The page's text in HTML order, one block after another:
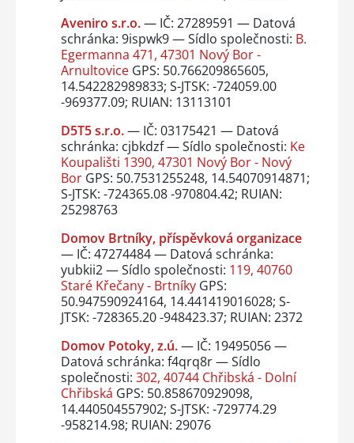
Aveniro s.r.o.— IČ: 27289591 — Datová
schránka: 9ispwk9 — Sídlo společnosti: B.
Egermanna 471, 47301 Nový Bor -
ArnultoviceGPS: 50.766209865605,
14.542282989833; S-JTSK: -724059.00
-969377.09; RUIAN: 13113101
D5T5 s.r.o.— IČ: 03175421 — Datová
schránka: cjbkdzf — Sídlo společnosti: Ke
Koupališti 1390, 47301 Nový Bor - Nový
BorGPS: 50.7531255248, 14.54070914871;
S-JTSK: -724365.08 -970804.42; RUIAN:
25298763
Domov Brtníky, příspěvková organizace
— IČ: 47274484 — Datová schránka:
yubkii2 — Sídlo společnosti: 119, 40760
Staré Křečany - BrtníkyGPS:
50.947590924164, 14.441419016028; S-
JTSK: -728365.20 -948423.37; RUIAN: 2372
Domov Potoky, z.ú.— IČ: 19495056 —
Datová schránka: f4qrq8r — Sídlo
společnosti: 302, 40744 Chřibská - Dolní
Chřibská GPS: 50.858670929098,
14.440504557902; S-JTSK: -729774.29
-958214.98; RUIAN: 29076